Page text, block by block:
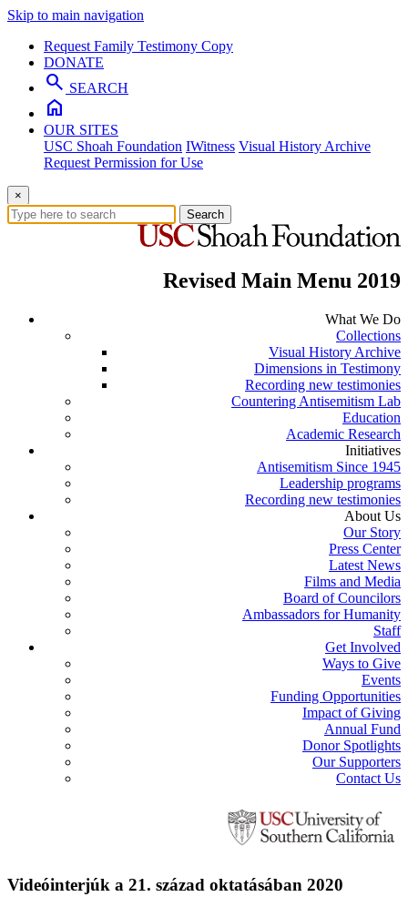
Skip to main navigation
Request Family Testimony Copy
DONATE
search SEARCH
home
OUR SITES
USC Shoah Foundation IWitness Visual History Archive
Request Permission for Use
×
Search
Revised Main Menu 2019
What We Do
Collections
Visual History Archive
Dimensions in Testimony
Recording new testimonies
Countering Antisemitism Lab
Education
Academic Research
Initiatives
Antisemitism Since 1945
Leadership programs
Recording new testimonies
About Us
Our Story
Press Center
Latest News
Films and Media
Board of Councilors
Ambassadors for Humanity
Staff
Get Involved
Ways to Give
Events
Funding Opportunities
Impact of Giving
Annual Fund
Donor Spotlights
Our Supporters
Contact Us
Videóinterjúk a 21. század oktatásában 2020